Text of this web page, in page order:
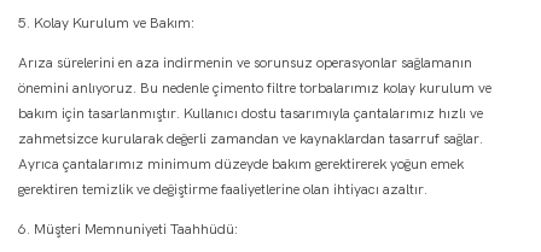
5. Kolay Kurulum ve Bakım:
Arıza sürelerini en aza indirmenin ve sorunsuz operasyonlar sağlamanın
önemini anlıyoruz. Bu nedenle çimento filtre torbalarımız kolay kurulum ve
bakım için tasarlanmıştır. Kullanıcı dostu tasarımıyla çantalarımız hızlı ve
zahmetsizce kurularak değerli zamandan ve kaynaklardan tasarruf sağlar.
Ayrıca çantalarımız minimum düzeyde bakım gerektirerek yoğun emek
gerektiren temizlik ve değiştirme faaliyetlerine olan ihtiyacı azaltır.
6. Müşteri Memnuniyeti Taahhüdü: